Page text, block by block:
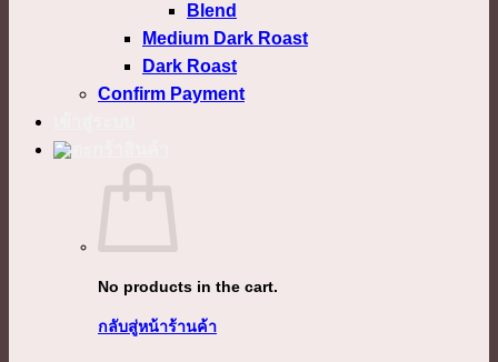
Blend
Medium Dark Roast
Dark Roast
Confirm Payment
No products in the cart.
กลับสู่หน้าร้านค้า